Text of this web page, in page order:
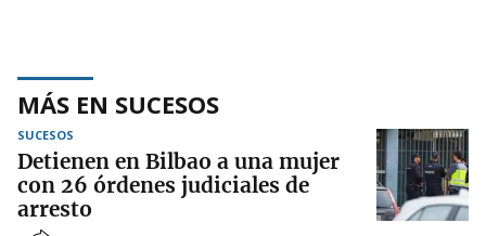
MÁS EN SUCESOS
SUCESOS
Detienen en Bilbao a una mujer
con 26 órdenes judiciales de
arresto